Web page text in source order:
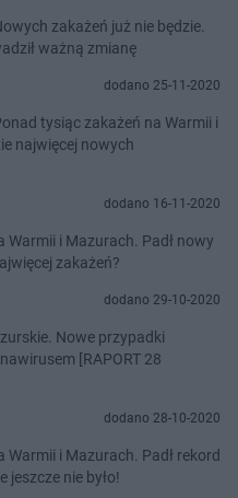
zakażeń już nie będzie.
ważną zmianę
dodano 25-11-2020
tysiąc zakażeń na Warmii i
najwięcej nowych
dodano 16-11-2020
Warmii i Mazurach. Padł nowy
zakażeń?
dodano 29-10-2020
Nowe przypadki
[RAPORT 28
dodano 28-10-2020
Warmii i Mazurach. Padł rekord
jeszcze nie było!